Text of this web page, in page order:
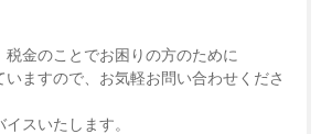
金のことでお困りの方のために
ますので、お気軽お問い合わせくださ
スいたします。